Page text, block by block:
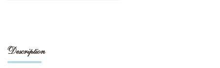
Description